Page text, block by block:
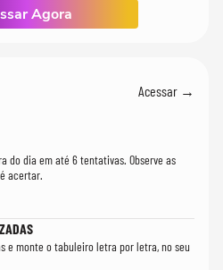
Agora
Acessar →
do dia em até 6 tentativas. Observe as
acertar.
e monte o tabuleiro letra por letra, no seu